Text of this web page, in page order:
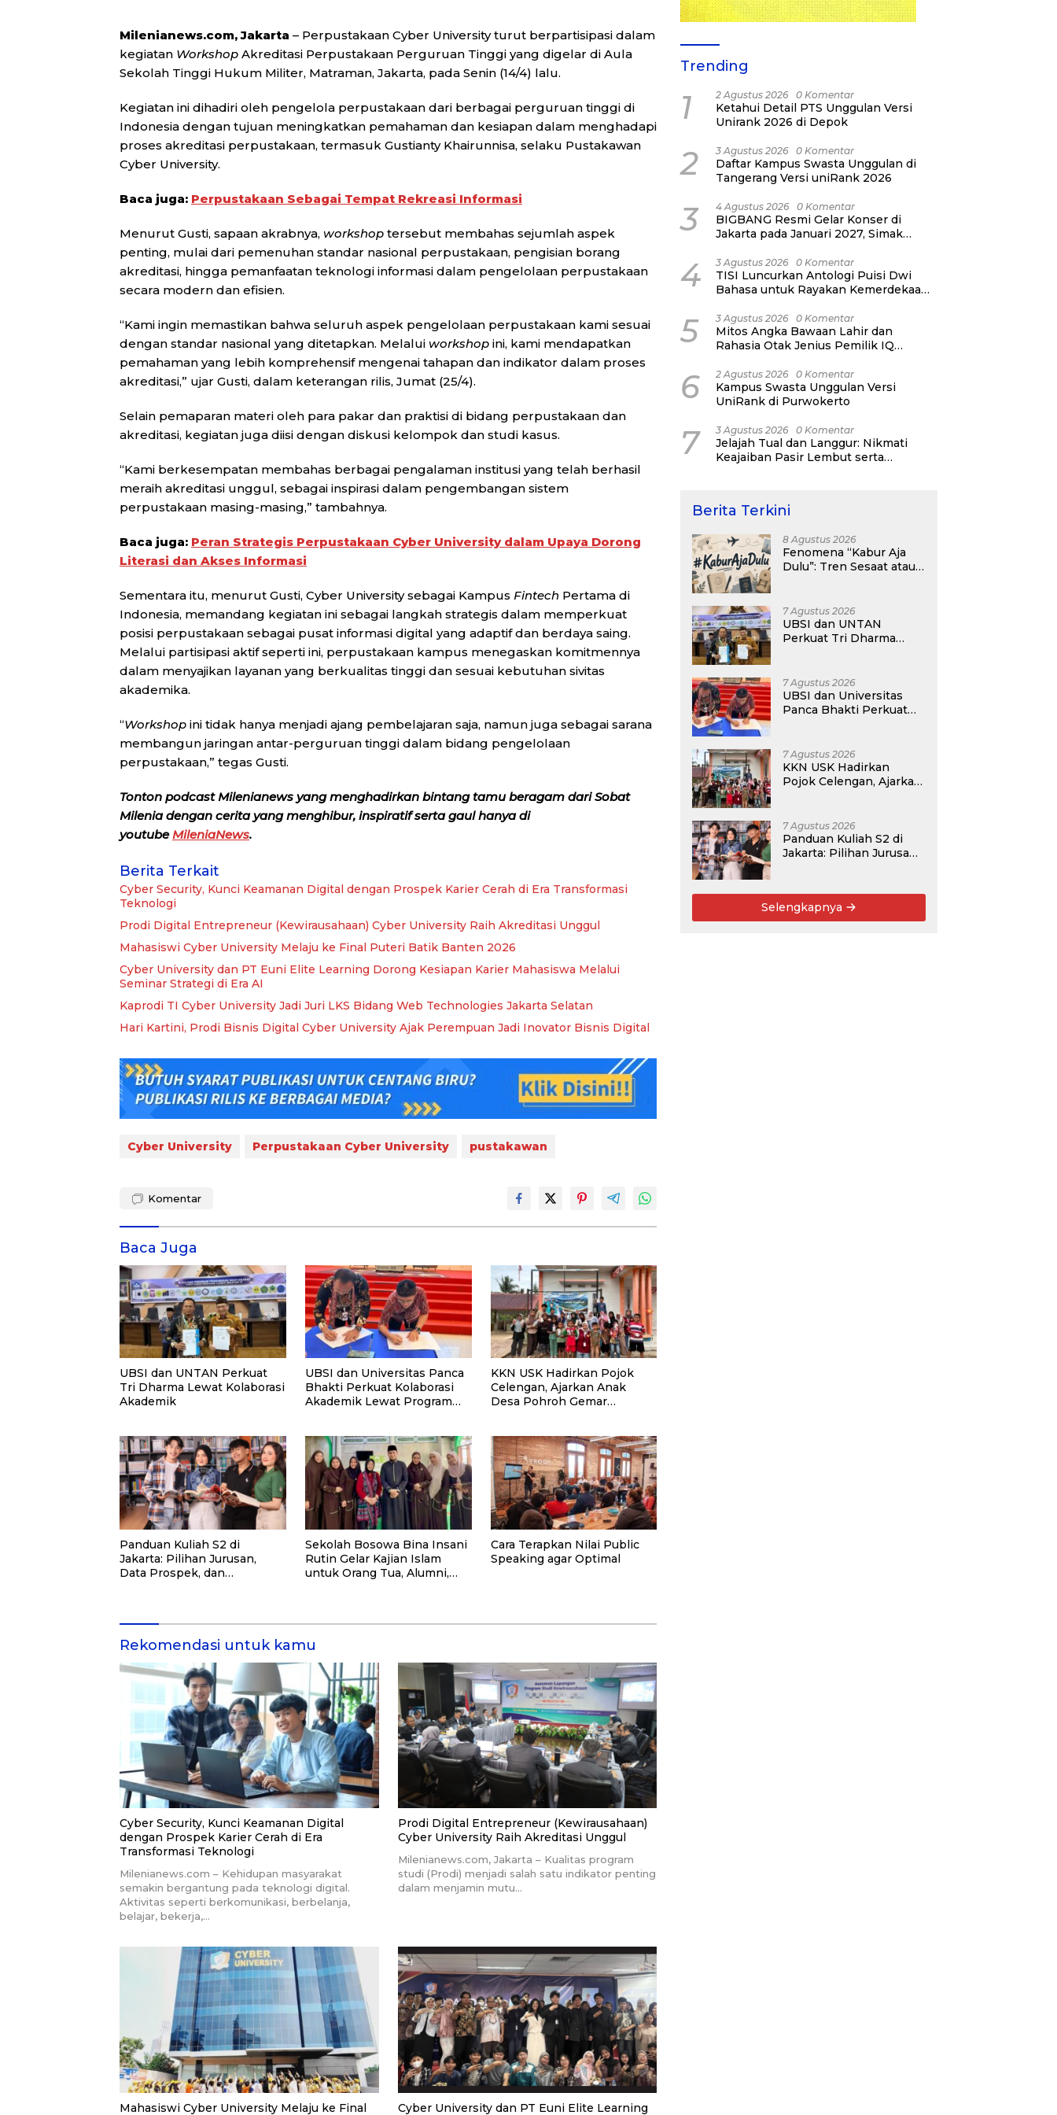
Milenianews.com, Jakarta – Perpustakaan Cyber University turut berpartisipasi dalam
kegiatan Workshop Akreditasi Perpustakaan Perguruan Tinggi yang digelar di Aula
Sekolah Tinggi Hukum Militer, Matraman, Jakarta, pada Senin (14/4) lalu.
Kegiatan ini dihadiri oleh pengelola perpustakaan dari berbagai perguruan tinggi di
Indonesia dengan tujuan meningkatkan pemahaman dan kesiapan dalam menghadapi
proses akreditasi perpustakaan, termasuk Gustianty Khairunnisa, selaku Pustakawan
Cyber University.
Baca juga: Perpustakaan Sebagai Tempat Rekreasi Informasi
Menurut Gusti, sapaan akrabnya, workshop tersebut membahas sejumlah aspek
penting, mulai dari pemenuhan standar nasional perpustakaan, pengisian borang
akreditasi, hingga pemanfaatan teknologi informasi dalam pengelolaan perpustakaan
secara modern dan efisien.
“Kami ingin memastikan bahwa seluruh aspek pengelolaan perpustakaan kami sesuai
dengan standar nasional yang ditetapkan. Melalui workshop ini, kami mendapatkan
pemahaman yang lebih komprehensif mengenai tahapan dan indikator dalam proses
akreditasi,” ujar Gusti, dalam keterangan rilis, Jumat (25/4).
Selain pemaparan materi oleh para pakar dan praktisi di bidang perpustakaan dan
akreditasi, kegiatan juga diisi dengan diskusi kelompok dan studi kasus.
“Kami berkesempatan membahas berbagai pengalaman institusi yang telah berhasil
meraih akreditasi unggul, sebagai inspirasi dalam pengembangan sistem
perpustakaan masing-masing,” tambahnya.
Baca juga: Peran Strategis Perpustakaan Cyber University dalam Upaya Dorong
Literasi dan Akses Informasi
Sementara itu, menurut Gusti, Cyber University sebagai Kampus Fintech Pertama di
Indonesia, memandang kegiatan ini sebagai langkah strategis dalam memperkuat
posisi perpustakaan sebagai pusat informasi digital yang adaptif dan berdaya saing.
Melalui partisipasi aktif seperti ini, perpustakaan kampus menegaskan komitmennya
dalam menyajikan layanan yang berkualitas tinggi dan sesuai kebutuhan sivitas
akademika.
“Workshop ini tidak hanya menjadi ajang pembelajaran saja, namun juga sebagai sarana
membangun jaringan antar-perguruan tinggi dalam bidang pengelolaan
perpustakaan,” tegas Gusti.
Tonton podcast Milenianews yang menghadirkan bintang tamu beragam dari Sobat
Milenia dengan cerita yang menghibur, inspiratif serta gaul hanya di
youtube MileniaNews.
Berita Terkait
Cyber Security, Kunci Keamanan Digital dengan Prospek Karier Cerah di Era Transformasi
Teknologi
Prodi Digital Entrepreneur (Kewirausahaan) Cyber University Raih Akreditasi Unggul
Mahasiswi Cyber University Melaju ke Final Puteri Batik Banten 2026
Cyber University dan PT Euni Elite Learning Dorong Kesiapan Karier Mahasiswa Melalui
Seminar Strategi di Era AI
Kaprodi TI Cyber University Jadi Juri LKS Bidang Web Technologies Jakarta Selatan
Hari Kartini, Prodi Bisnis Digital Cyber University Ajak Perempuan Jadi Inovator Bisnis Digital
Cyber University Perpustakaan Cyber University pustakawan
Komentar
Baca Juga
UBSI dan UNTAN Perkuat
Tri Dharma Lewat Kolaborasi
Akademik
UBSI dan Universitas Panca
Bhakti Perkuat Kolaborasi
Akademik Lewat Program
KKN USK Hadirkan Pojok
Celengan, Ajarkan Anak
Desa Pohroh Gemar
Panduan Kuliah S2 di
Jakarta: Pilihan Jurusan,
Data Prospek, dan
Sekolah Bosowa Bina Insani
Rutin Gelar Kajian Islam
untuk Orang Tua, Alumni,
Cara Terapkan Nilai Public
Speaking agar Optimal
Rekomendasi untuk kamu
Cyber Security, Kunci Keamanan Digital
dengan Prospek Karier Cerah di Era
Transformasi Teknologi
Milenianews.com – Kehidupan masyarakat
semakin bergantung pada teknologi digital.
Aktivitas seperti berkomunikasi, berbelanja,
belajar, bekerja,…
Prodi Digital Entrepreneur (Kewirausahaan)
Cyber University Raih Akreditasi Unggul
Milenianews.com, Jakarta – Kualitas program
studi (Prodi) menjadi salah satu indikator penting
dalam menjamin mutu…
Mahasiswi Cyber University Melaju ke Final
Cyber University dan PT Euni Elite Learning
Trending
1 2 Agustus 2026 0 Komentar
Ketahui Detail PTS Unggulan Versi
Unirank 2026 di Depok
2 3 Agustus 2026 0 Komentar
Daftar Kampus Swasta Unggulan di
Tangerang Versi uniRank 2026
3 4 Agustus 2026 0 Komentar
BIGBANG Resmi Gelar Konser di
Jakarta pada Januari 2027, Simak
4 3 Agustus 2026 0 Komentar
TISI Luncurkan Antologi Puisi Dwi
Bahasa untuk Rayakan Kemerdekaan
5 3 Agustus 2026 0 Komentar
Mitos Angka Bawaan Lahir dan
Rahasia Otak Jenius Pemilik IQ
6 2 Agustus 2026 0 Komentar
Kampus Swasta Unggulan Versi
UniRank di Purwokerto
7 3 Agustus 2026 0 Komentar
Jelajah Tual dan Langgur: Nikmati
Keajaiban Pasir Lembut serta
Berita Terkini
8 Agustus 2026
Fenomena “Kabur Aja
Dulu”: Tren Sesaat atau
Depan?
7 Agustus 2026
UBSI dan UNTAN
Perkuat Tri Dharma
7 Agustus 2026
UBSI dan Universitas
Panca Bhakti Perkuat
7 Agustus 2026
KKN USK Hadirkan
Pojok Celengan, Ajarkan
7 Agustus 2026
Panduan Kuliah S2 di
Jakarta: Pilihan Jurusan,
Selengkapnya